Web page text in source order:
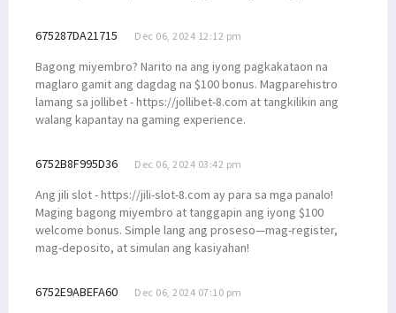
675287DA21715 Dec 06, 2024 12:12 pm
Bagong miyembro? Narito na ang iyong pagkakataon na
maglaro gamit ang dagdag na $100 bonus. Magparehistro
lamang sa jollibet - https://jollibet-8.com at tangkilikin ang
walang kapantay na gaming experience.
6752B8F995D36 Dec 06, 2024 03:42 pm
Ang jili slot - https://jili-slot-8.com ay para sa mga panalo!
Maging bagong miyembro at tanggapin ang iyong $100
welcome bonus. Simple lang ang proseso—mag-register,
mag-deposito, at simulan ang kasiyahan!
6752E9ABEFA60 Dec 06, 2024 07:10 pm